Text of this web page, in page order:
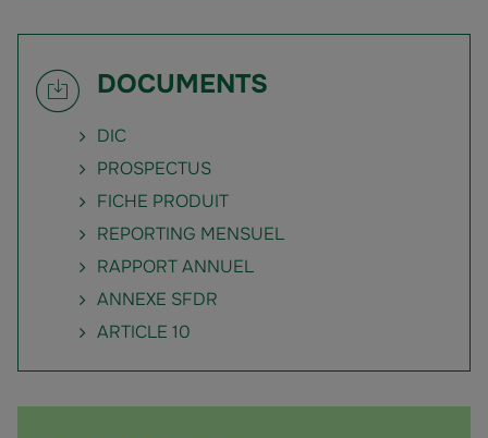
DOCUMENTS
DIC
PROSPECTUS
FICHE PRODUIT
REPORTING MENSUEL
RAPPORT ANNUEL
ANNEXE SFDR
ARTICLE 10